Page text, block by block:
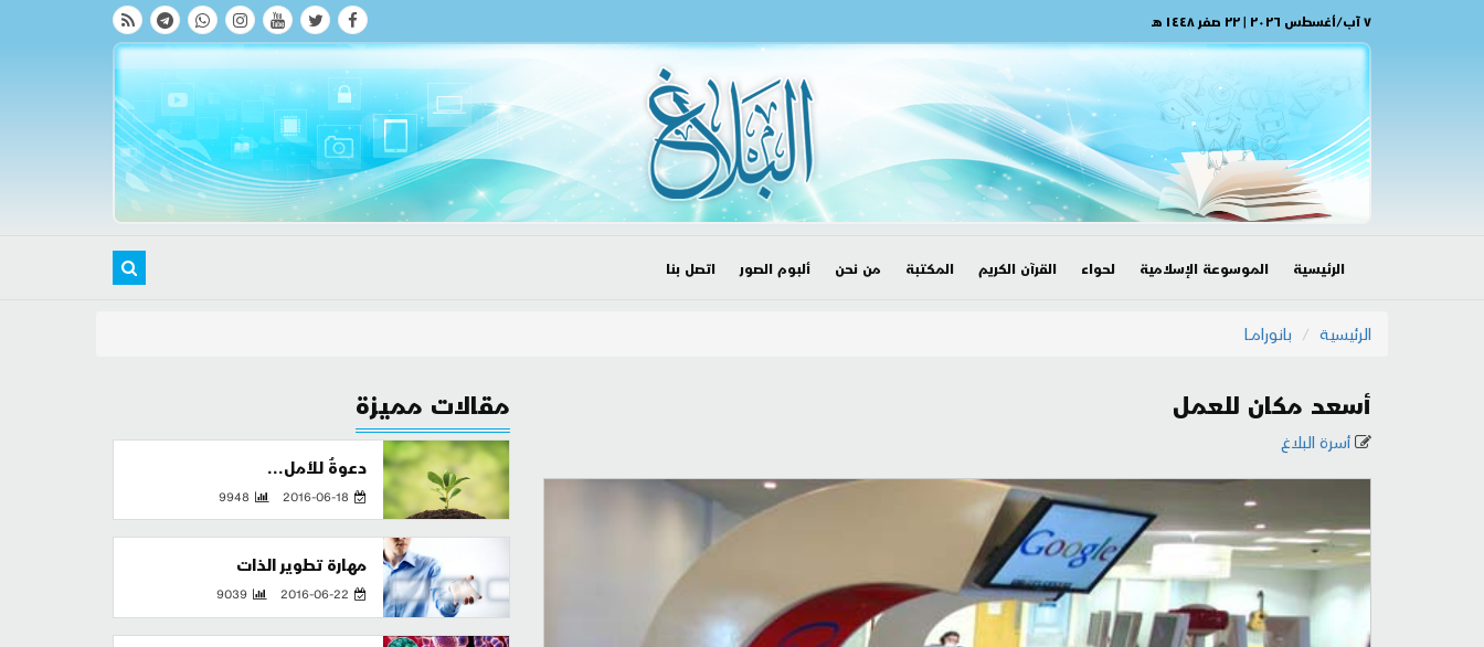
٧ آب/أغسطس ٢٠٢٦ | ٢٢ صفر ١٤٤٨ هـ
الرئيسية الموسوعة الإسلامية لحواء القرآن الكريم المكتبة من نحن ألبوم الصور اتصل بنا
الرئيسية بانورامــا
أسعد مكان للعمل
أسرة البلاغ
مقالات مميزة
دعوةٌ للأمل...
2016-06-18
9948
مهارة تطوير الذات
2016-06-22
9039